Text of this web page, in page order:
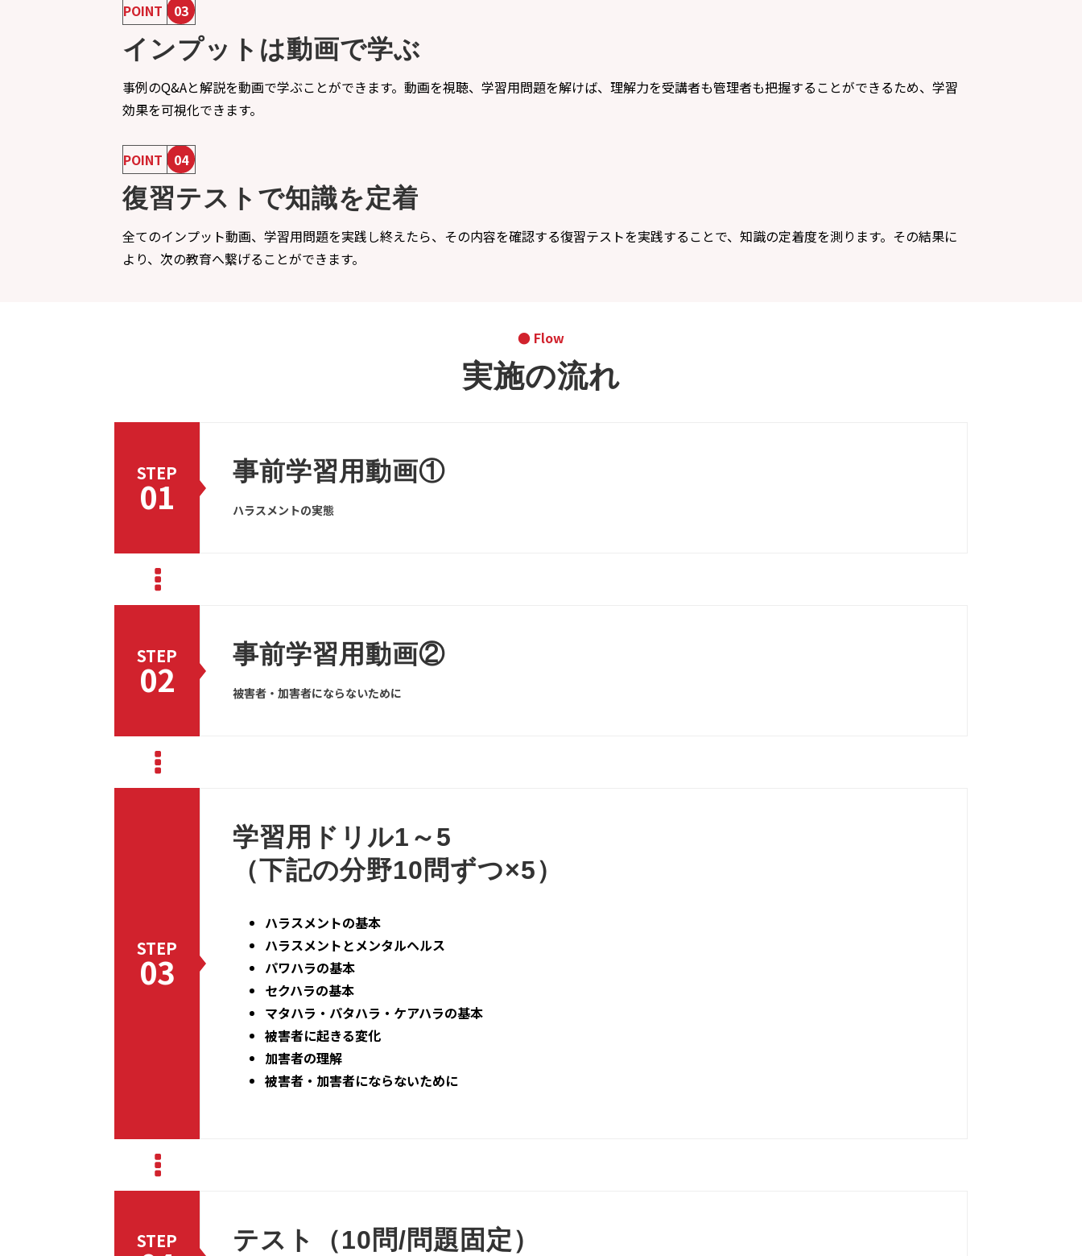
POINT 03
インプットは動画で学ぶ
事例のQ&Aと解説を動画で学ぶことができます。動画を視聴、学習用問題を解けば、理解力を受講者も管理者も把握することができるため、学習
効果を可視化できます。
POINT 04
復習テストで知識を定着
全てのインプット動画、学習用問題を実践し終えたら、その内容を確認する復習テストを実践することで、知識の定着度を測ります。その結果に
より、次の教育へ繋げることができます。
● Flow
実施の流れ
STEP
01
事前学習用動画①
ハラスメントの実態
STEP
02
事前学習用動画②
被害者・加害者にならないために
STEP
03
学習用ドリル1～5
（下記の分野10問ずつ×5）
ハラスメントの基本
ハラスメントとメンタルヘルス
パワハラの基本
セクハラの基本
マタハラ・パタハラ・ケアハラの基本
被害者に起きる変化
加害者の理解
被害者・加害者にならないために
STEP テスト（10問/問題固定）